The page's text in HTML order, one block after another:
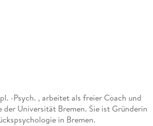
-Psych. , arbeitet als freier Coach und
der Universität Bremen. Sie ist Gründerin
in Bremen.